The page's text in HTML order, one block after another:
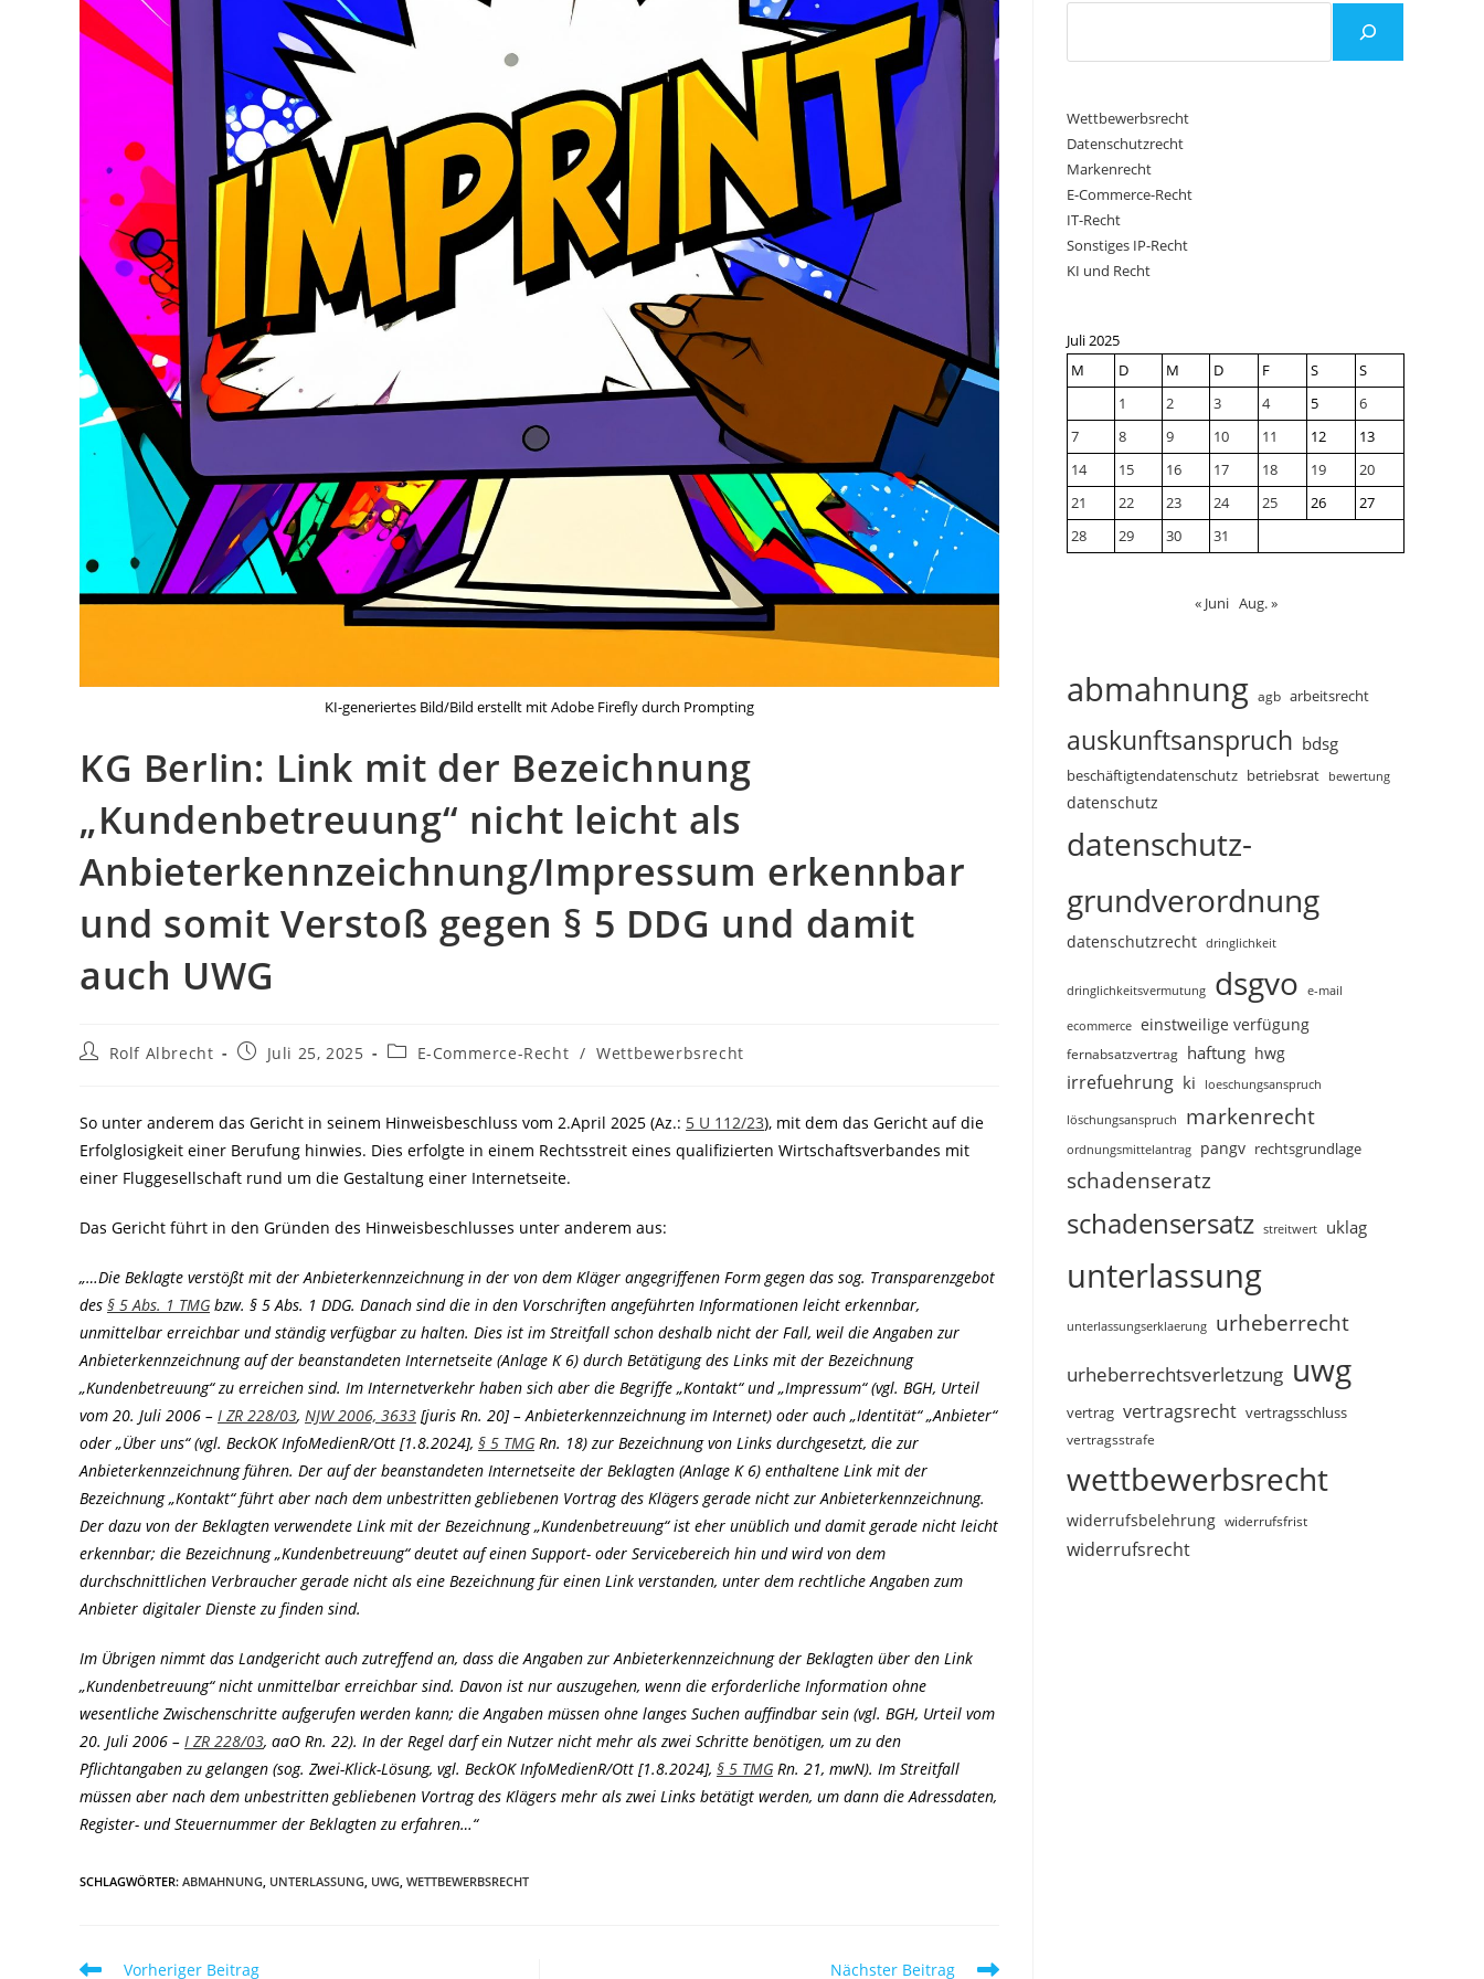
KI-generiertes Bild/Bild erstellt mit Adobe Firefly durch Prompting
KG Berlin: Link mit der Bezeichnung
„Kundenbetreuung“ nicht leicht als
Anbieterkennzeichnung/Impressum erkennbar
und somit Verstoß gegen § 5 DDG und damit
auch UWG
Beitrags-
Rolf Albrecht
BeitragJuli 25, 2025
Beitrags-
E-Commerce-Recht / Wettbewerbsrecht
So unter anderem das Gericht in seinem Hinweisbeschluss vom 2.April 2025 (Az.: 5 U 112/23), mit dem das Gericht auf die
Erfolglosigkeit einer Berufung hinwies. Dies erfolgte in einem Rechtsstreit eines qualifizierten Wirtschaftsverbandes mit
einer Fluggesellschaft rund um die Gestaltung einer Internetseite.
Das Gericht führt in den Gründen des Hinweisbeschlusses unter anderem aus:
„…Die Beklagte verstößt mit der Anbieterkennzeichnung in der von dem Kläger angegriffenen Form gegen das sog. Transparenzgebot
des § 5 Abs. 1 TMG bzw. § 5 Abs. 1 DDG. Danach sind die in den Vorschriften angeführten Informationen leicht erkennbar,
unmittelbar erreichbar und ständig verfügbar zu halten. Dies ist im Streitfall schon deshalb nicht der Fall, weil die Angaben zur
Anbieterkennzeichnung auf der beanstandeten Internetseite (Anlage K 6) durch Betätigung des Links mit der Bezeichnung
„Kundenbetreuung“ zu erreichen sind. Im Internetverkehr haben sich aber die Begriffe „Kontakt“ und „Impressum“ (vgl. BGH, Urteil
vom 20. Juli 2006 – I ZR 228/03, NJW 2006, 3633 [juris Rn. 20] – Anbieterkennzeichnung im Internet) oder auch „Identität“ „Anbieter“
oder „Über uns“ (vgl. BeckOK InfoMedienR/Ott [1.8.2024], § 5 TMG Rn. 18) zur Bezeichnung von Links durchgesetzt, die zur
Anbieterkennzeichnung führen. Der auf der beanstandeten Internetseite der Beklagten (Anlage K 6) enthaltene Link mit der
Bezeichnung „Kontakt“ führt aber nach dem unbestritten gebliebenen Vortrag des Klägers gerade nicht zur Anbieterkennzeichnung.
Der dazu von der Beklagten verwendete Link mit der Bezeichnung „Kundenbetreuung“ ist eher unüblich und damit gerade nicht leicht
erkennbar; die Bezeichnung „Kundenbetreuung“ deutet auf einen Support- oder Servicebereich hin und wird von dem
durchschnittlichen Verbraucher gerade nicht als eine Bezeichnung für einen Link verstanden, unter dem rechtliche Angaben zum
Anbieter digitaler Dienste zu finden sind.
Im Übrigen nimmt das Landgericht auch zutreffend an, dass die Angaben zur Anbieterkennzeichnung der Beklagten über den Link
„Kundenbetreuung“ nicht unmittelbar erreichbar sind. Davon ist nur auszugehen, wenn die erforderliche Information ohne
wesentliche Zwischenschritte aufgerufen werden kann; die Angaben müssen ohne langes Suchen auffindbar sein (vgl. BGH, Urteil vom
20. Juli 2006 – I ZR 228/03, aaO Rn. 22). In der Regel darf ein Nutzer nicht mehr als zwei Schritte benötigen, um zu den
Pflichtangaben zu gelangen (sog. Zwei-Klick-Lösung, vgl. BeckOK InfoMedienR/Ott [1.8.2024], § 5 TMG Rn. 21, mwN). Im Streitfall
müssen aber nach dem unbestritten gebliebenen Vortrag des Klägers mehr als zwei Links betätigt werden, um dann die Adressdaten,
Register- und Steuernummer der Beklagten zu erfahren…“
SCHLAGWÖRTER: ABMAHNUNG UNTERLASSUNG UWG WETTBEWERBSRECHT
WeitereVorheriger Beitrag Nächster Beitrag
Wettbewerbsrecht
Datenschutzrecht
Markenrecht
E-Commerce-Recht
IT-Recht
Sonstiges IP-Recht
KI und Recht
Juli 2025
M
D M D F S
S
1
2 3 4 5
6
7
8 9 10 11 12
13
14
15 16 17 18 19
20
21
22 23 24 25 26
27
28
29 30 31
« Juni Aug. »
abmahnung agb arbeitsrecht
auskunftsanspruch bdsg
beschäftigtendatenschutz betriebsrat bewertung
datenschutz
datenschutz-
grundverordnung
datenschutzrecht dringlichkeit
dringlichkeitsvermutung dsgvo e-mail
ecommerce einstweilige verfügung
fernabsatzvertrag haftung hwg
irrefuehrung ki loeschungsanspruch
löschungsanspruch markenrecht
ordnungsmittelantrag pangv rechtsgrundlage
schadenseratz
schadensersatz streitwert uklag
unterlassung
unterlassungserklaerung urheberrecht
urheberrechtsverletzung uwg
vertrag vertragsrecht vertragsschluss
vertragsstrafe
wettbewerbsrecht
widerrufsbelehrung widerrufsfrist
widerrufsrecht